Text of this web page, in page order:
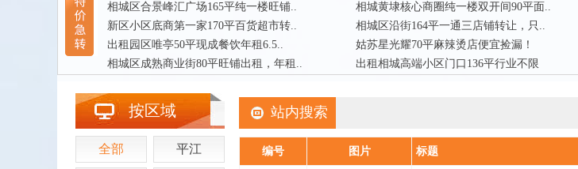
相城区合景峰汇广场165平纯一楼旺铺.. 相城黄埭核心商圈纯一楼双开间90平面..
新区小区底商第一家170平百货超市转..
相城区沿街164平一通三店铺转让，只..
出租园区唯亭50平现成餐饮年租6.5..
姑苏星光耀70平麻辣烫店便宜捡漏！
相城区成熟商业街80平旺铺出租，年租..
出租相城高端小区门口136平行业不限
按区域
全部 平江
站内搜索
编号 图片 标题